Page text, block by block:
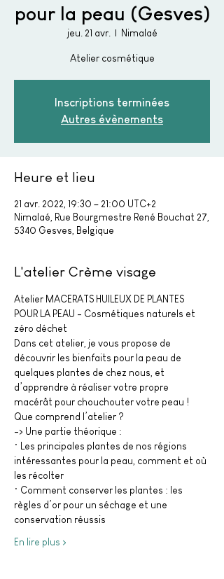
pour la peau (Gesves)
jeu. 21 avr.
  |
Nimalaé
Atelier cosmétique
Inscriptions terminées
Autres évènements
Heure et lieu
21 avr. 2022, 19:30 – 21:00 UTC+2
Nimalaé, Rue Bourgmestre René Bouchat 27,
5340 Gesves, Belgique
L'atelier Crème visage
Atelier MACERATS HUILEUX DE PLANTES
POUR LA PEAU - Cosmétiques naturels et
zéro déchet
Dans cet atelier, je vous propose de
découvrir les bienfaits pour la peau de
quelques plantes de chez nous, et
d’apprendre à réaliser votre propre
macérât pour chouchouter votre peau !
Que comprend l’atelier ?
-> Une partie théorique :
• Les principales plantes de nos régions
intéressantes pour la peau, comment et où
les récolter
• Comment conserver les plantes : les
règles d’or pour un séchage et une
conservation réussis
En lire plus >